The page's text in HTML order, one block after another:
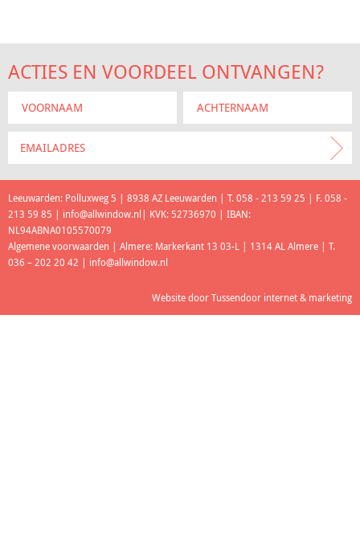
ACTIES EN VOORDEEL ONTVANGEN?
Leeuwarden: Polluxweg 5 | 8938 AZ Leeuwarden | T. 058 - 213 59 25 | F. 058 -
213 59 85 | info@allwindow.nl | KVK: 52736970 | IBAN:
NL94ABNA0105570079
Algemene voorwaarden | Almere: Markerkant 13 03-L | 1314 AL Almere | T.
036 – 202 20 42 | info@allwindow.nl
Website doorTussendoor internet & marketing